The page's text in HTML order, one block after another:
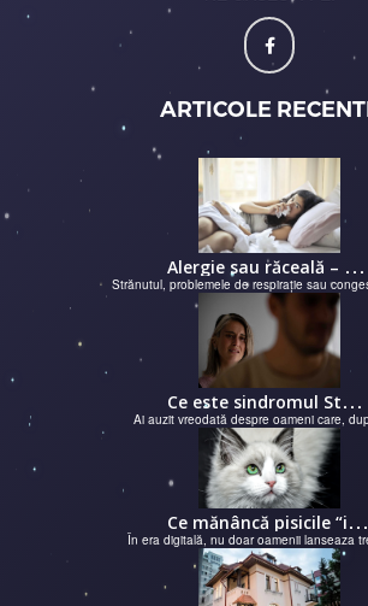
ARTICOLE
A
lergie sau răceală – cum îţi dai seama de ce suferi și de ce conteaz...
Strănutul, problemele de respirație sau
C
e este sindromul Stockholm și de ce victimele își apără agresorii.
Ai auzit vreodată despre oameni care,
C
e mănâncă pisicile “influencer” pe Instagram? Hrana lor virală
În era digitală, nu doar oamenii lanseaza